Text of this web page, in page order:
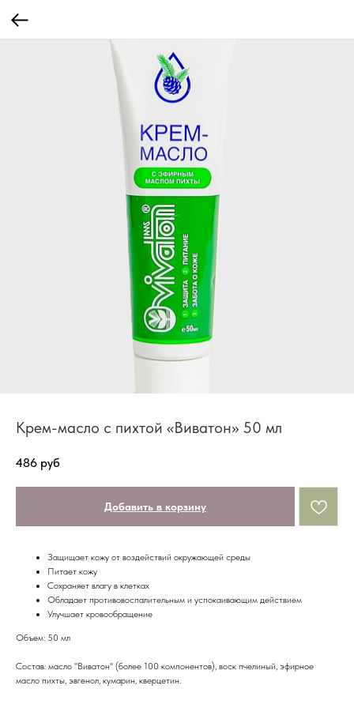
Крем-масло с пихтой «Виватон» 50 мл
486 руб
Добавить в корзину
Защищает кожу от воздействий окружающей среды
Питает кожу
Сохраняет влагу в клетках
Обладает противовоспалительным и успокаивающим действием
Улучшает кровообращение
Объем: 50 мл
Состав: масло "Виватон" (более 100 компонентов), воск пчелиный, эфирное
масло пихты, эвгенол, кумарин, кверцетин.